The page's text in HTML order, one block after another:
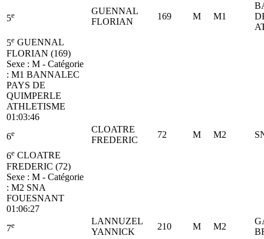
5e
GUENNAL
FLORIAN
169 M M1
5e GUENNAL
FLORIAN (169)
Sexe : M - Catégorie
: M1 BANNALEC
PAYS DE
QUIMPERLE
ATHLETISME
01:03:46
6e
CLOATRE
FREDERIC
72 M M2
6e CLOATRE
FREDERIC (72)
Sexe : M - Catégorie
: M2 SNA
FOUESNANT
01:06:27
7e
LANNUZEL
YANNICK
210 M M2